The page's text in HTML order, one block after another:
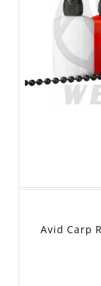
Avid Carp